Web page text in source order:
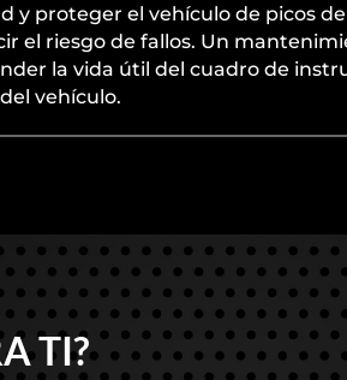
y proteger el vehículo de picos
el riesgo de fallos. Un
la vida útil del cuadro de
vehículo.
TI?